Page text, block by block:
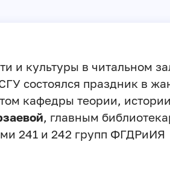
и культуры в читальном
состоялся праздник в
кафедры теории,
, главным
241 и 242 групп ФГДРиИЯ